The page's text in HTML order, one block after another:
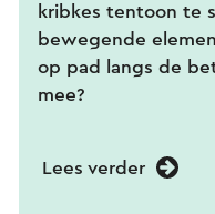
kribkes tentoon te
bewegende
op pad langs de
mee?
Lees verder